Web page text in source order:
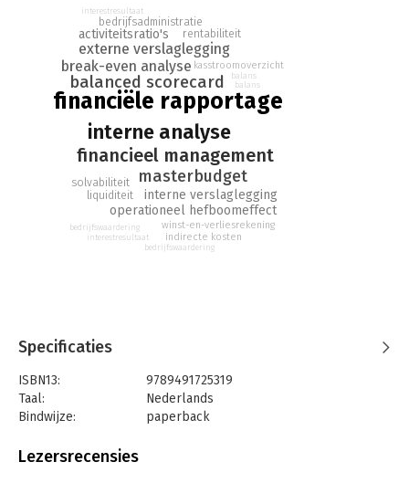
behandelen de werkzaamheden voorafgaand aan de verslag-
periode (o.a. de balanced scorecard, het masterbudget en de
break-evenanalyse). Daarna volgen een aantal hoofdstukken
met opgaven over de interne verslaglegging en interne
analyse gedurende de verslagperiode.
Tot slot is een aantal hoofdstukken opgenomen met opgaven
over de externe verslaglegging en analyse (o.a. balans, winst-
en verliesrekening, kasstroom- overzicht, liquiditeit,
solvabiliteit, rentabiliteit en waarde van de onderneming).
financiële rapportage
interne analyse
financieel management
balanced scorecard
masterbudget
break-even analyse
externe verslaglegging
interne verslaglegging
operationeel hefboomeffect
activiteitsratio's
liquiditeit
solvabiliteit
bedrijfsadministratie
rentabiliteit
winst-en-verliesrekening
kasstroomoverzicht
indirecte kosten
bedrijfswaardering
interestresultaat
balans
bedrijfswaardering
interestresultaat
balans
Specificaties
ISBN13:
9789491725319
Taal:
Nederlands
Bindwijze:
paperback
Druk:
Lezersrecensies